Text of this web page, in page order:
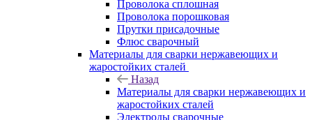
Проволока сплошная
Проволока порошковая
Прутки присадочные
Флюс сварочный
Материалы для сварки нержавеющих и
жаростойких сталей
Назад
Материалы для сварки нержавеющих и
жаростойких сталей
Электроды сварочные